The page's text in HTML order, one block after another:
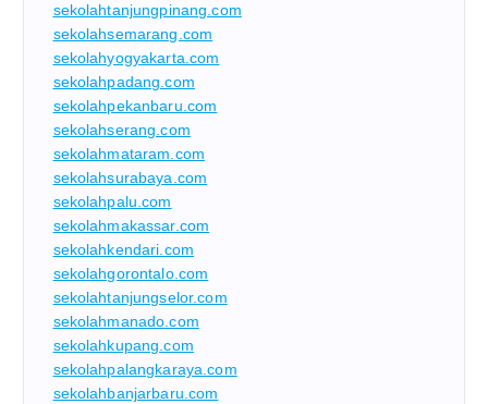
sekolahtanjungpinang.com
sekolahsemarang.com
sekolahyogyakarta.com
sekolahpadang.com
sekolahpekanbaru.com
sekolahserang.com
sekolahmataram.com
sekolahsurabaya.com
sekolahpalu.com
sekolahmakassar.com
sekolahkendari.com
sekolahgorontalo.com
sekolahtanjungselor.com
sekolahmanado.com
sekolahkupang.com
sekolahpalangkaraya.com
sekolahbanjarbaru.com